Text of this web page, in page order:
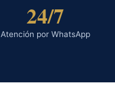
24/7
Atención por WhatsApp